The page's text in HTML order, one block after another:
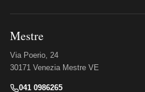
Mestre
Via Poerio, 24
30171 Venezia Mestre VE
041 0986265